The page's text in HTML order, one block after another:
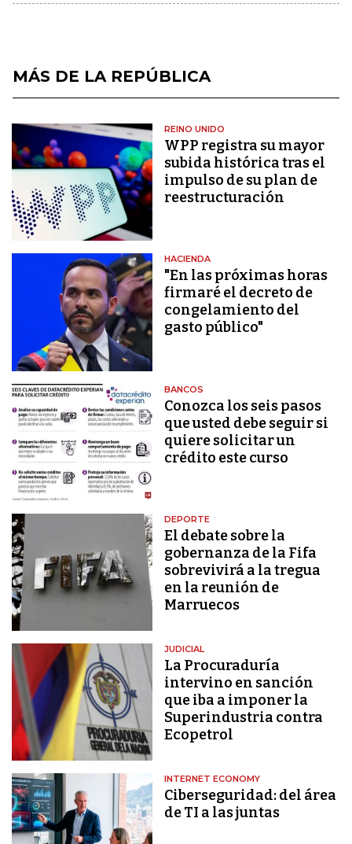
MÁS DE LA REPÚBLICA
REINO UNIDO
WPP registra su mayor
subida histórica tras el
impulso de su plan de
reestructuración
HACIENDA
"En las próximas horas
firmaré el decreto de
congelamiento del
gasto público"
BANCOS
Conozca los seis pasos
que usted debe seguir si
quiere solicitar un
crédito este curso
DEPORTE
El debate sobre la
gobernanza de la Fifa
sobrevivirá a la tregua
en la reunión de
Marruecos
JUDICIAL
La Procuraduría
intervino en sanción
que iba a imponer la
Superindustria contra
Ecopetrol
INTERNET ECONOMY
Ciberseguridad: del área
de TI a las juntas